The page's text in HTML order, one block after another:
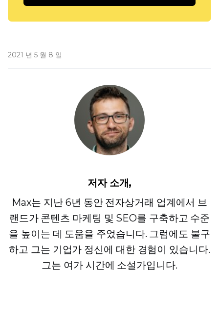
2021 년 5 월 8 일
저자 소개,
Max는 지난 6년 동안 전자상거래 업계에서 브
랜드가 콘텐츠 마케팅 및 SEO를 구축하고 수준
을 높이는 데 도움을 주었습니다. 그럼에도 불구
하고 그는 기업가 정신에 대한 경험이 있습니다.
그는 여가 시간에 소설가입니다.